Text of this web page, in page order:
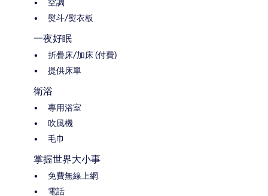
空調
熨斗/熨衣板
一夜好眠
折疊床/加床 (付費)
提供床單
衛浴
專用浴室
吹風機
毛巾
掌握世界大小事
免費無線上網
電話